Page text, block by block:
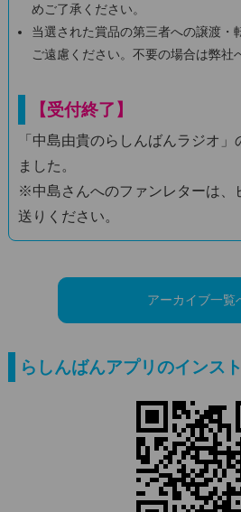
めご了承ください。
当選された賞品の第三者への譲渡・
ご遠慮ください。不要の場合は弊社
【受付終了】
「中島由貴のらしんばんラジオ
ました。
※中島さんへのファンレターは、
送りください。
アーカイブ一覧
らしんばんアプリのインス